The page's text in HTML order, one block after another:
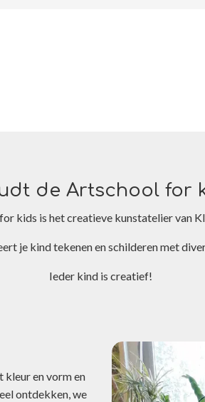
de Artschool for
kids is het creatieve kunstatelier van
je kind tekenen en schilderen met
Ieder kind is creatief!
kleur en vorm en
ontdekken, we